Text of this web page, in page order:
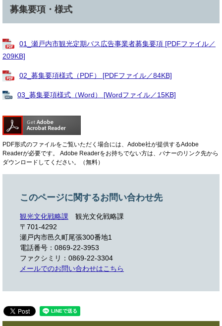
募集要項・様式
01_瀬戸内市観光定期バス広告事業者募集要項 [PDFファイル／
209KB]
02_募集要項様式（PDF） [PDFファイル／84KB]
03_募集要項様式（Word） [Wordファイル／15KB]
PDF形式のファイルをご覧いただく場合には、Adobe社が提供するAdobe
Readerが必要です。
Adobe Readerをお持ちでない方は、バナーのリンク先から
ダウンロードしてください。（無料）
このページに関するお問い合わせ先
観光文化戦略課
観光文化戦略課
〒701-4292
瀬戸内市邑久町尾張300番地1
電話番号：0869-22-3953
ファクシミリ：0869-22-3304
メールでのお問い合わせはこちら